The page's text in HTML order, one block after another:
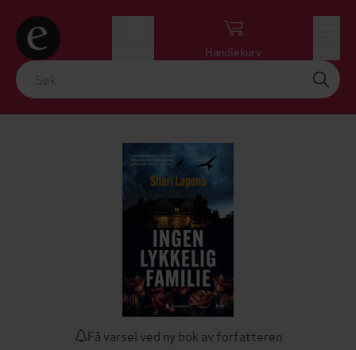
Handlekurv
Få varsel ved ny bok av forfatteren